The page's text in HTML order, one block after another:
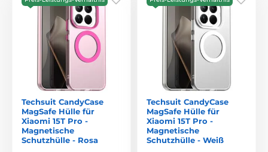
Techsuit CandyCase
MagSafe Hülle für
Xiaomi 15T Pro -
Magnetische
Schutzhülle - Rosa
Techsuit CandyCase
MagSafe Hülle für
Xiaomi 15T Pro -
Magnetische
Schutzhülle - Weiß